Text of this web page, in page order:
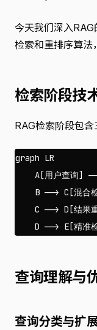
今天我们深入
检索和重排序算法
检索阶段技
RAG检索阶段包含
graph LR
A[用户查询]
B --> C[混合
C --> D[结果
查询理解与
查询分类与扩